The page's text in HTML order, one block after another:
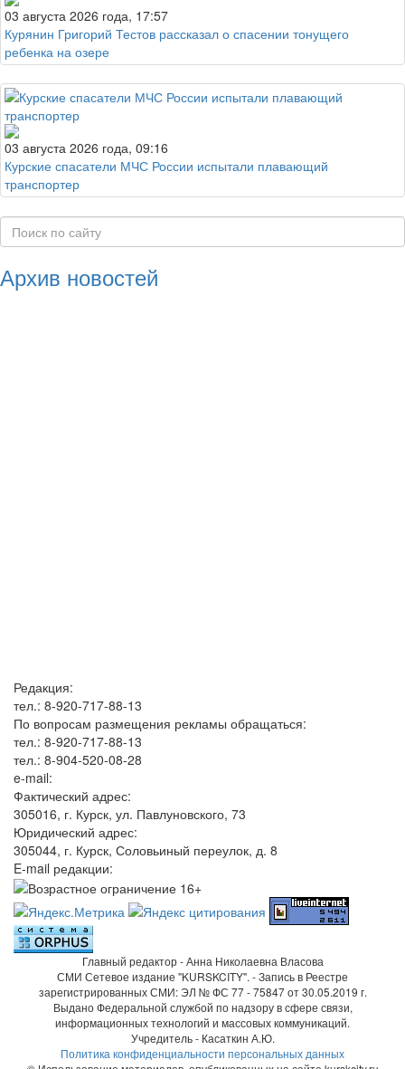
03 августа 2026 года, 17:57
Курянин Григорий Тестов рассказал о спасении тонущего
ребенка на озере
03 августа 2026 года, 09:16
Курские спасатели МЧС России испытали плавающий
транспортер
Архив новостей
Редакция:
тел.: 8-920-717-88-13
По вопросам размещения рекламы обращаться:
тел.: 8-920-717-88-13
тел.: 8-904-520-08-28
e-mail:
Фактический адрес:
305016, г. Курск, ул. Павлуновского, 73
Юридический адрес:
305044, г. Курск, Соловьиный переулок, д. 8
E-mail редакции:
Главный редактор - Анна Николаевна Власова
СМИ Сетевое издание "KURSKCITY". - Запись в Реестре
зарегистрированных СМИ: ЭЛ № ФС 77 - 75847 от 30.05.2019 г.
Выдано Федеральной службой по надзору в сфере связи,
информационных технологий и массовых коммуникаций.
Учредитель - Касаткин А.Ю.
Политика конфиденциальности персональных данных